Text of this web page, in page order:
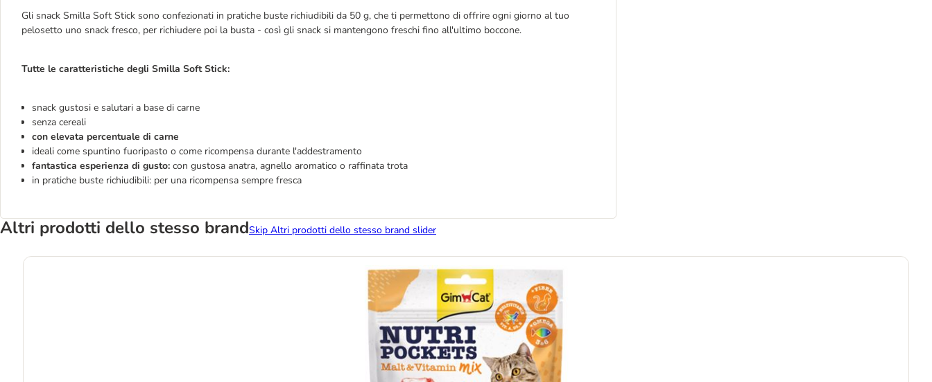
Gli snack Smilla Soft Stick sono confezionati in pratiche buste richiudibili da 50 g, che ti permettono di offrire ogni giorno al tuo
pelosetto uno snack fresco, per richiudere poi la busta - così gli snack si mantengono freschi fino all'ultimo boccone.
Tutte le caratteristiche degli Smilla Soft Stick:
snack gustosi e salutari a base di carne
senza cereali
con elevata percentuale di carne
ideali come spuntino fuoripasto o come ricompensa durante l'addestramento
fantastica esperienza di gusto: con gustosa anatra, agnello aromatico o raffinata trota
in pratiche buste richiudibili: per una ricompensa sempre fresca
Altri prodotti dello stesso brandSkip Altri prodotti dello stesso brand slider